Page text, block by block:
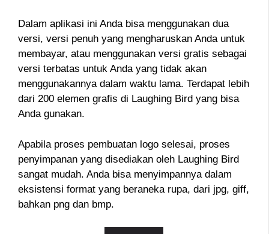
Dalam aplikasi ini Anda bisa menggunakan dua
versi, versi penuh yang mengharuskan Anda untuk
membayar, atau menggunakan versi gratis sebagai
versi terbatas untuk Anda yang tidak akan
menggunakannya dalam waktu lama. Terdapat lebih
dari 200 elemen grafis di Laughing Bird yang bisa
Anda gunakan.
Apabila proses pembuatan logo selesai, proses
penyimpanan yang disediakan oleh Laughing Bird
sangat mudah. Anda bisa menyimpannya dalam
eksistensi format yang beraneka rupa, dari jpg, giff,
bahkan png dan bmp.